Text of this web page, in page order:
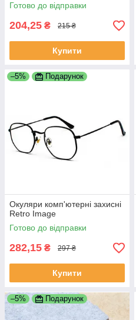
Готово до відправки
204,25 ₴ 215 ₴
Купити
–5% Подарунок
Окуляри комп'ютерні захисні
Retro Image
Готово до відправки
282,15 ₴ 297 ₴
Купити
–5% Подарунок